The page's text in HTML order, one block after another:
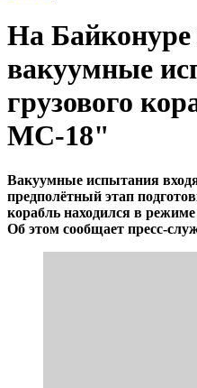
На Байконуре
вакуумные
грузового
МС-18"
Вакуумные испытания
предполётный этап
корабль находился в режиме
Об этом сообщает пресс-